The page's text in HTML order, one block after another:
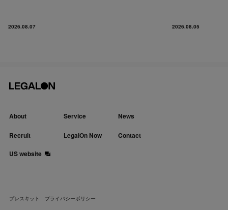
2026.08.07 2026.08.05
About Service News
Recruit LegalOn Now
Contact
US website
プレスキット プライバシーポリシー